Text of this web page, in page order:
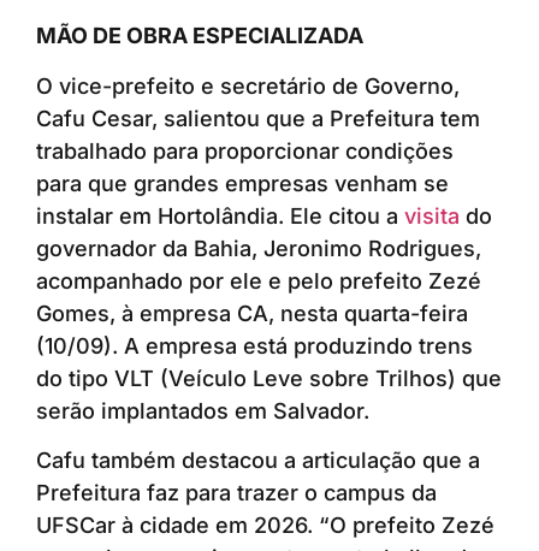
MÃO DE OBRA ESPECIALIZADA
O vice-prefeito e secretário de Governo,
Cafu Cesar, salientou que a Prefeitura tem
trabalhado para proporcionar condições
para que grandes empresas venham se
instalar em Hortolândia. Ele citou a visita do
governador da Bahia, Jeronimo Rodrigues,
acompanhado por ele e pelo prefeito Zezé
Gomes, à empresa CA, nesta quarta-feira
(10/09). A empresa está produzindo trens
do tipo VLT (Veículo Leve sobre Trilhos) que
serão implantados em Salvador.
Cafu também destacou a articulação que a
Prefeitura faz para trazer o campus da
UFSCar à cidade em 2026. “O prefeito Zezé